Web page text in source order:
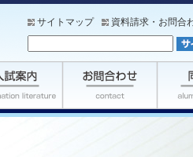
サイトマップ 資料請求・お問合